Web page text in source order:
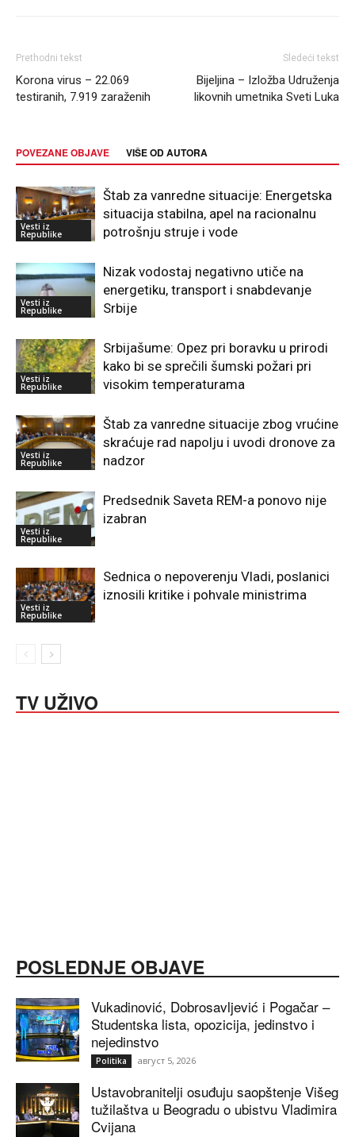
Prethodni tekst
Korona virus – 22.069
testiranih, 7.919 zaraženih
Sledeći tekst
Bijeljina – Izložba Udruženja
likovnih umetnika Sveti Luka
POVEZANE OBJAVE VIŠE OD AUTORA
Vesti iz
Republike
Štab za vanredne situacije: Energetska
situacija stabilna, apel na racionalnu
potrošnju struje i vode
Vesti iz
Republike
Nizak vodostaj negativno utiče na
energetiku, transport i snabdevanje
Srbije
Vesti iz
Republike
Srbijašume: Opez pri boravku u prirodi
kako bi se sprečili šumski požari pri
visokim temperaturama
Vesti iz
Republike
Štab za vanredne situacije zbog vrućine
skraćuje rad napolju i uvodi dronove za
nadzor
Vesti iz
Republike
Predsednik Saveta REM-a ponovo nije
izabran
Vesti iz
Republike
Sednica o nepoverenju Vladi, poslanici
iznosili kritike i pohvale ministrima
TV UŽIVO
POSLEDNJE OBJAVE
Vukadinović, Dobrosavljević i Pogačar –
Studentska lista, opozicija, jedinstvo i
nejedinstvo
Politika август 5, 2026
Ustavobranitelji osuđuju saopštenje Višeg
tužilaštva u Beogradu o ubistvu Vladimira
Cvijana